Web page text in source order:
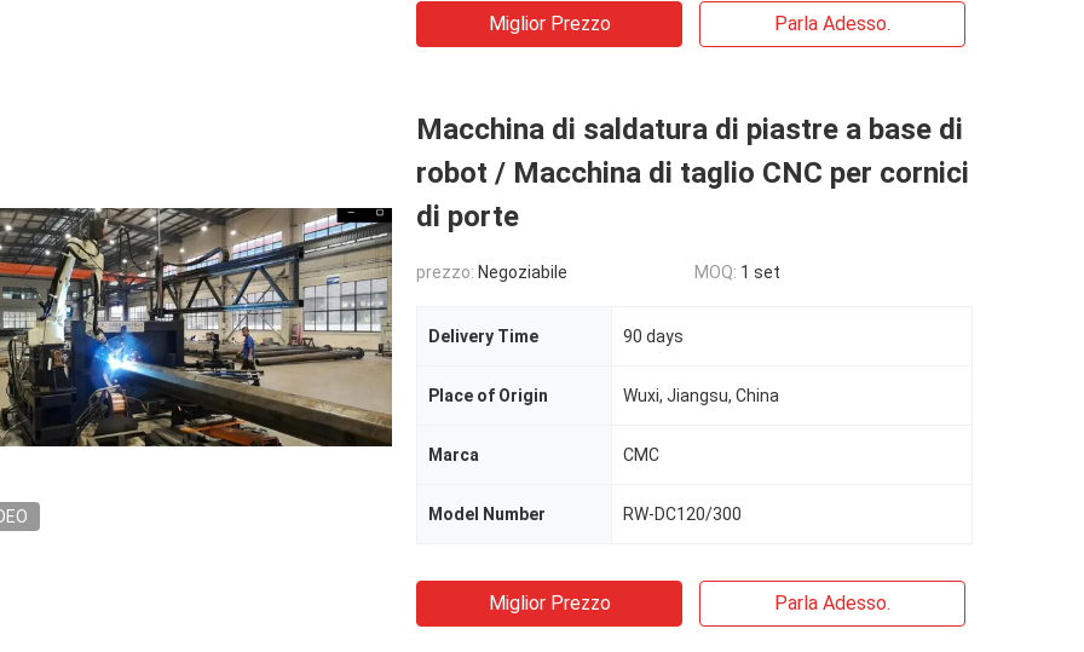
Miglior Prezzo Parla Adesso.
Macchina di saldatura di piastre a base di
robot / Macchina di taglio CNC per cornici
di porte
prezzo: Negoziabile MOQ: 1 set
Delivery Time 90 days
Place of Origin Wuxi, Jiangsu, China
Marca CMC
Model Number RW-DC120/300
Miglior Prezzo Parla Adesso.